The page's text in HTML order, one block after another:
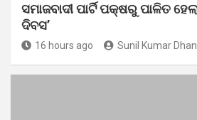
ସମାଜବାଦୀ ପାର୍ଟି ପକ୍ଷରୁ ପାଳିତ
ଦିବସ’
16 hours ago Sunil Kumar